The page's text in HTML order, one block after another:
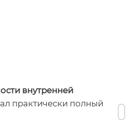
внутренней
практически полный